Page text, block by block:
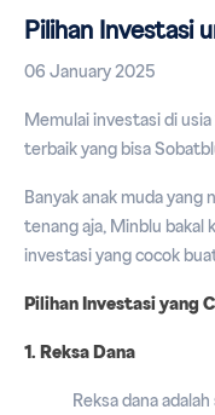
Pilihan Investasi
06 January 2025
Memulai investasi di
terbaik yang bisa
Banyak anak muda yang
tenang aja, Minblu bakal
investasi yang cocok
Pilihan Investasi yang
1. Reksa Dana
Reksa dana